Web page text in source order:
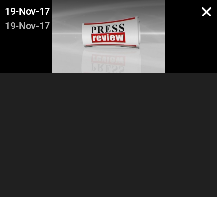
19-Nov-17
19-Nov-17